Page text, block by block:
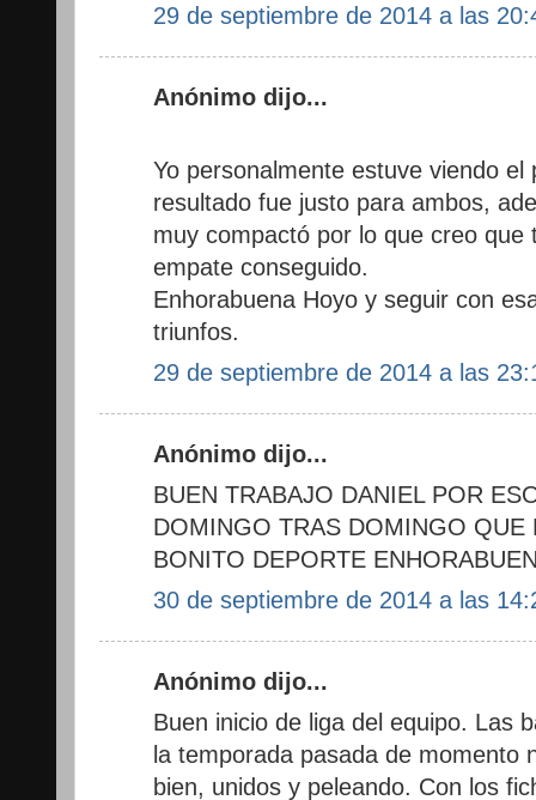
29 de septiembre de 2014 a las
Anónimo dijo...
Yo personalmente estuve viendo
resultado fue justo para ambos,
muy compactó por lo que creo
empate conseguido.
Enhorabuena Hoyo y seguir con
triunfos.
29 de septiembre de 2014 a las
Anónimo dijo...
BUEN TRABAJO DANIEL POR
DOMINGO TRAS DOMINGO QUE
BONITO DEPORTE
30 de septiembre de 2014 a las
Anónimo dijo...
Buen inicio de liga del equipo. Las
la temporada pasada de momento
bien, unidos y peleando. Con los